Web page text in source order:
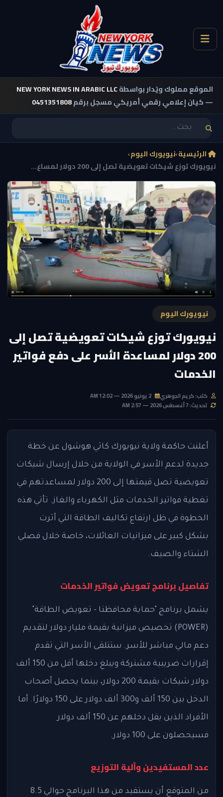
الموقع مملوك ويُدار بواسطةNEW YORK NEWS IN ARABIC LLC
— كيان إعلامي رقمي أمريكي مسجل برقم0451351808
الرئيسية›نيويورك اليوم›
نيويورك توزع شيكات تعويضية تصل إلى 200 دولار لمساع...
نيويورك اليوم
نيويورك توزع شيكات تعويضية تصل إلى
200 دولار لمساعدة الأسر على دفع فواتير
الخدمات
كتب: كريم الجوهري
تحديث: 7 أغسطس 2026 — 2:57 AM
أعلنت حاكمة ولاية نيويورك كاثي هوشول عن خطة
جديدة لدعم الأسر في الولاية من خلال إرسال شيكات
تعويضية تصل قيمتها إلى 200 دولار لمساعدتهم في
تغطية فواتير الخدمات مثل الكهرباء والغاز. تأتي هذه
الخطوة في ظل ارتفاع تكاليف الطاقة التي أثرت
بشكل كبير على ميزانيات العائلات، خاصة خلال فصلي
الشتاء والصيف.
تفاصيل برنامج تعويض فواتير الخدمات
يشمل برنامج "حماية محافظنا - تعويض الطاقة"
(POWER) تخصيص ميزانية بقيمة مليار دولار لتقديم
دعم مالي مباشر للأسر. ستتلقى الأسر التي تقدم
إقرارات ضريبية مشتركة ويبلغ دخلها أقل من 150 ألف
دولار شيكات بقيمة 200 دولار، بينما يحصل أصحاب
الدخل بين 150 ألف و300 ألف دولار على 150 دولارًا. أما
الأفراد الذين يقل دخلهم عن 150 ألف دولار
فسيحصلون على 100 دولار.
عدد المستفيدين وآلية التوزيع
من المتوقع أن يستفيد من هذا البرنامج حوالي 8.5